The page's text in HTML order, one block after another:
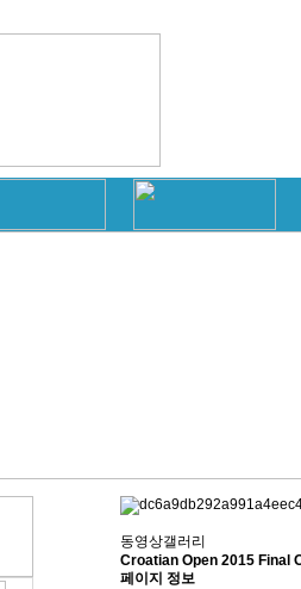
동영상갤러리
Croatian Open 2015 Final
페이지 정보